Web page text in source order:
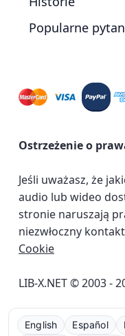
Popularne
Ostrzeżenie o
Jeśli uważasz, że
audio lub wideo
stronie naruszają
niezwłoczny
Cookie
LIB-X.NET © 2003 -
English Español